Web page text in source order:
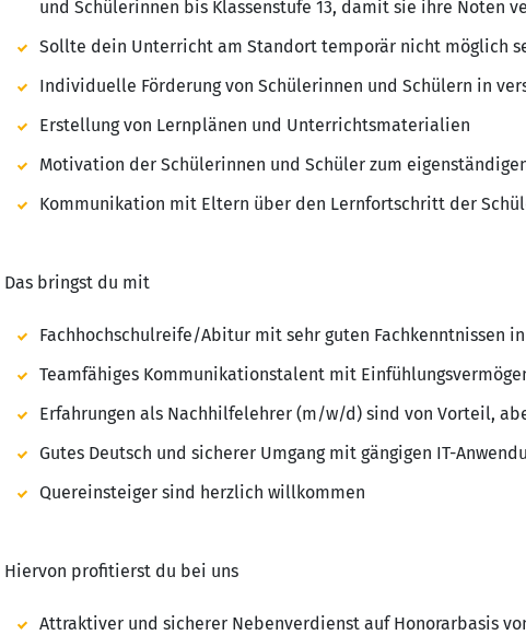
und Schülerinnen bis Klassenstufe 13, damit sie ihre Noten
Sollte dein Unterricht am Standort temporär nicht möglich
Individuelle Förderung von Schülerinnen und Schülern in
Erstellung von Lernplänen und Unterrichtsmaterialien
Motivation der Schülerinnen und Schüler zum
Kommunikation mit Eltern über den Lernfortschritt der
Das bringst du mit
Fachhochschulreife/Abitur mit sehr guten Fachkenntnissen
Teamfähiges Kommunikationstalent mit
Erfahrungen als Nachhilfelehrer (m/w/d) sind von Vorteil,
Gutes Deutsch und sicherer Umgang mit gängigen IT-
Quereinsteiger sind herzlich willkommen
Hiervon profitierst du bei uns
Attraktiver und sicherer Nebenverdienst auf Honorarbasis